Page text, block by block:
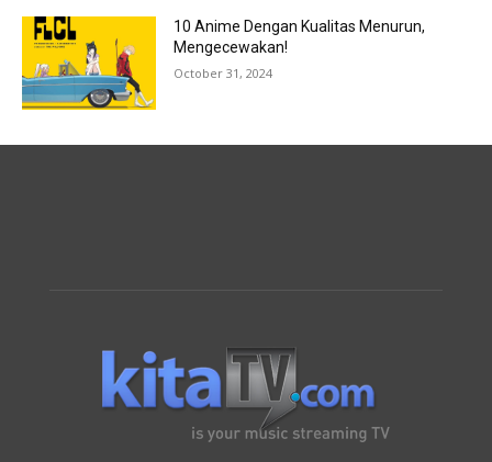
10 Anime Dengan Kualitas Menurun,
Mengecewakan!
October 31, 2024